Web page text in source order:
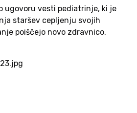
ugovoru vesti pediatrinje, ki je
staršev cepljenju svojih
poiščejo novo zdravnico,
so srdito za, drugi srdito proti,